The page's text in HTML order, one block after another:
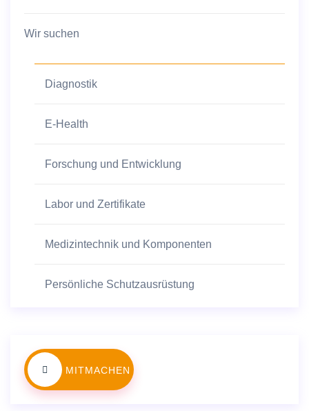
Wir suchen
Diagnostik
E-Health
Forschung und Entwicklung
Labor und Zertifikate
Medizintechnik und Komponenten
Persönliche Schutzausrüstung
MITMACHEN